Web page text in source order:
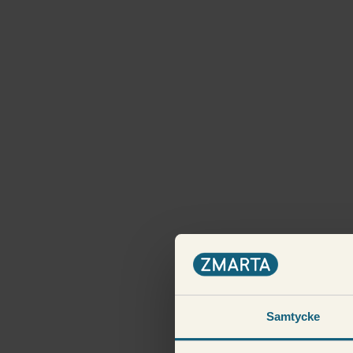
Samtycke